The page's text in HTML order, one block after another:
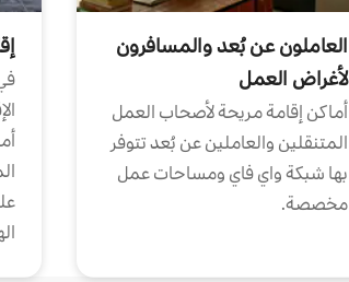
العاملون عن بُعد والمسافرون
لأغراض العمل
أماكن إقامة مريحة لأصحاب العمل
المتنقلين والعاملين عن بُعد تتوفر
بها شبكة واي فاي ومساحات عمل
مخصصة.